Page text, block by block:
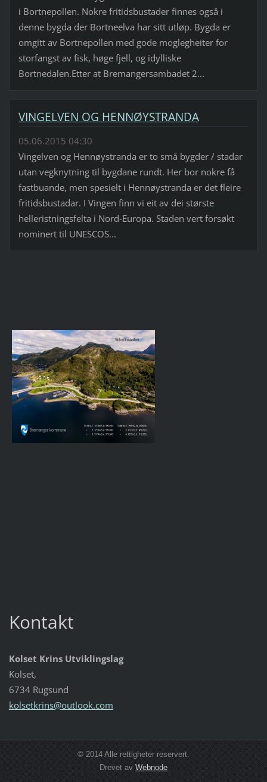
i Bortnepollen. Nokre fritidsbustader finnes også i
denne bygda der Bortneelva har sitt utløp. Bygda er
omgitt av Bortnepollen med gode moglegheiter for
storfangst av fisk, høge fjell, og idylliske
Bortnedalen.Etter at Bremangersambadet 2...
VINGELVEN OG HENNØYSTRANDA
05.06.2015 04:30
Vingelven og Hennøystranda er to små bygder / stadar
utan vegknytning til bygdane rundt. Her bor nokre få
fastbuande, men spesielt i Hennøystranda er det fleire
fritidsbustadar. I Vingen finn vi eit av dei største
helleristningsfelta i Nord-Europa. Staden vert forsøkt
nominert til UNESCOS...
Kontakt
Kolset Krins Utviklingslag
Kolset,
6734 Rugsund
kolsetkrins@outlook.com
© 2014 Alle rettigheter reservert.
Drevet avWebnode